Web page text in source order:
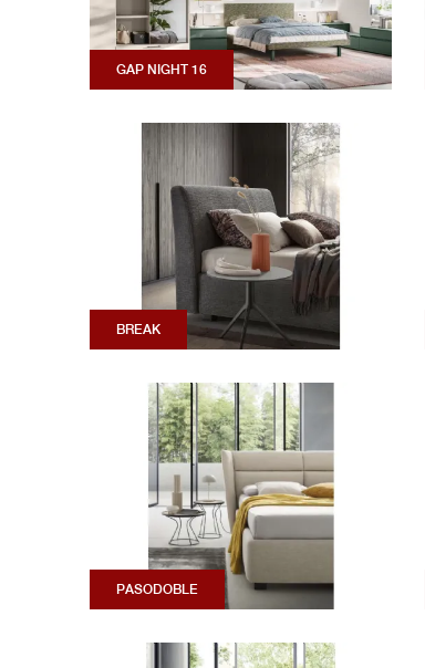
GAP NIGHT 16
BREAK
PASODOBLE